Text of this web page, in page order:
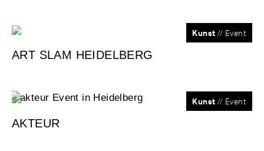
Kunst // Event
ART SLAM HEIDELBERG
Kunst // Event
AKTEUR